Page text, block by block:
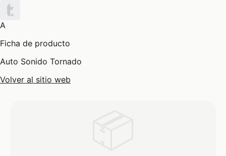
A
Ficha de producto
Auto Sonido Tornado
Volver al sitio web